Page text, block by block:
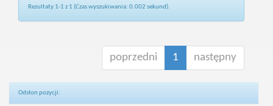
Rezultaty 1-1 z 1 (Czas wyszukiwania: 0.002 sekund).
poprzedni 1 następny
Odsłon pozycji: